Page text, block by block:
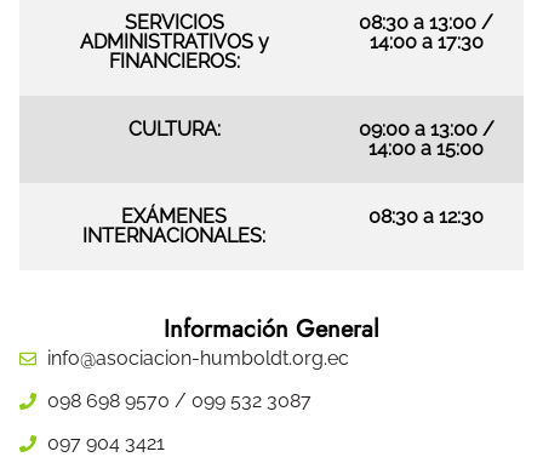
SERVICIOS
ADMINISTRATIVOS y
FINANCIEROS:
08:30 a 13:00 /
14:00 a 17:30
CULTURA:
09:00 a 13:00 /
14:00 a 15:00
EXÁMENES
INTERNACIONALES:
08:30 a 12:30
Información General
info@asociacion-humboldt.org.ec
098 698 9570 / 099 532 3087
097 904 3421